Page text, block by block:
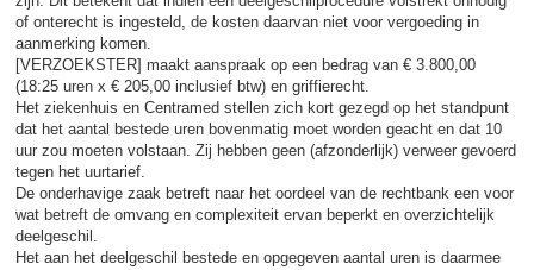
of onterecht is ingesteld, de kosten daarvan niet voor vergoeding in
aanmerking komen.
[VERZOEKSTER] maakt aanspraak op een bedrag van € 3.800,00
(18:25 uren x € 205,00 inclusief btw) en griffierecht.
Het ziekenhuis en Centramed stellen zich kort gezegd op het standpunt
dat het aantal bestede uren bovenmatig moet worden geacht en dat 10
uur zou moeten volstaan. Zij hebben geen (afzonderlijk) verweer gevoerd
tegen het uurtarief.
De onderhavige zaak betreft naar het oordeel van de rechtbank een voor
wat betreft de omvang en complexiteit ervan beperkt en overzichtelijk
deelgeschil.
Het aan het deelgeschil bestede en opgegeven aantal uren is daarmee